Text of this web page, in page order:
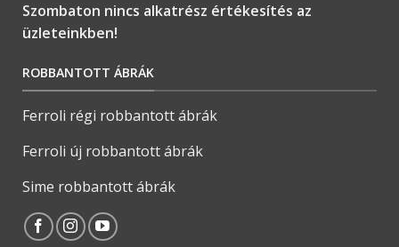
Szombaton nincs alkatrész értékesítés az
üzleteinkben!
ROBBANTOTT ÁBRÁK
Ferroli régi robbantott ábrák
Ferroli új robbantott ábrák
Sime robbantott ábrák